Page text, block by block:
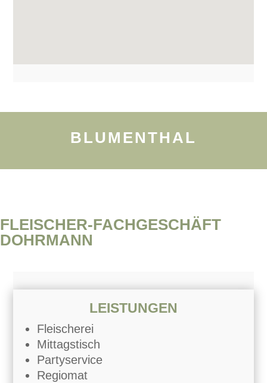
BLUMENTHAL
FLEISCHER-FACHGESCHÄFT
DOHRMANN
LEISTUNGEN
Fleischerei
Mittagstisch
Partyservice
Regiomat